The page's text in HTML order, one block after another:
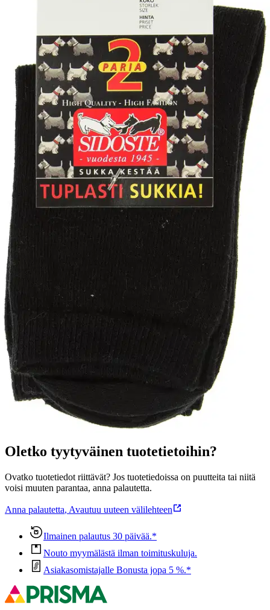
Kotiin tai noutopisteeseen Alk. 0 €
Ilmainen toimitus yli 100 €:n tilauksille
Postin pakettiautomaattiin tai
palvelupisteeseen!
Etu ei koske Suuri‑lisäpalvelulla toimitettavia tuotteita.
Tarkista myymäläsaatavuus
Valitse tuotteen koko
Tuotekuvaus
Sileä yksivärinen puuvillainen kenkäsukka, pakkauksessa 2 paria.
Ominaisuudet
Oletko tyytyväinen tuotetietoihin?
Ovatko tuotetiedot riittävät? Jos tuotetiedoissa on puutteita tai niitä
voisi muuten parantaa, anna palautetta.
Anna palautetta, Avautuu uuteen välilehteen
Ilmainen palautus 30 päivää.*
Nouto myymälästä ilman toimituskuluja.
Asiakasomistajalle Bonusta jopa 5 %.*